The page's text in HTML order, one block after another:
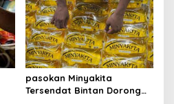
pasokan Minyakita
Tersendat Bintan Dorong